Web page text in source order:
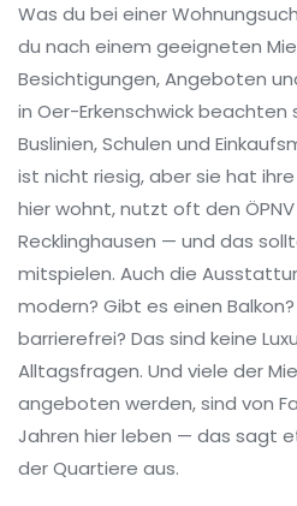
Was du bei einer
du nach einem geeigneten
Besichtigungen, Angeboten
in Oer-Erkenschwick beachten
Buslinien, Schulen und
ist nicht riesig, aber sie hat
hier wohnt, nutzt oft den
Recklinghausen — und das
mitspielen. Auch die
modern? Gibt es einen
barrierefrei? Das sind keine
Alltagsfragen. Und viele der
angeboten werden, sind von
Jahren hier leben — das sagt
der Quartiere aus.